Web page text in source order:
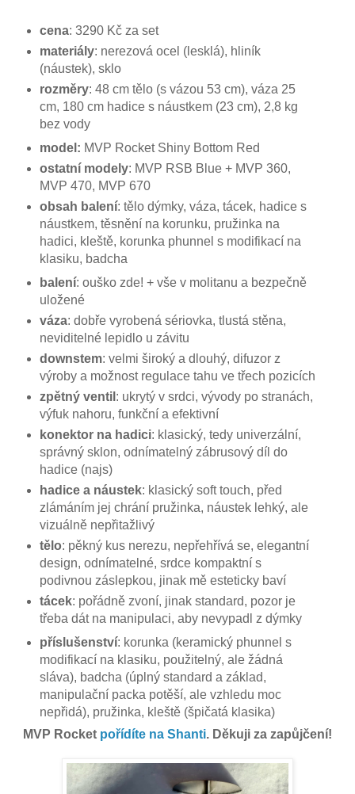
cena: 3290 Kč za set
materiály: nerezová ocel (lesklá), hliník
(náustek), sklo
rozměry: 48 cm tělo (s vázou 53 cm), váza 25
cm, 180 cm hadice s náustkem (23 cm), 2,8 kg
bez vody
model: MVP Rocket Shiny Bottom Red
ostatní modely: MVP RSB Blue + MVP 360,
MVP 470, MVP 670
obsah balení: tělo dýmky, váza, tácek, hadice s
náustkem, těsnění na korunku, pružinka na
hadici, kleště, korunka phunnel s modifikací na
klasiku, badcha
balení: ouško zde! + vše v molitanu a bezpečně
uložené
váza: dobře vyrobená sériovka, tlustá stěna,
neviditelné lepidlo u závitu
downstem: velmi široký a dlouhý, difuzor z
výroby a možnost regulace tahu ve třech pozicích
zpětný ventil : ukrytý v srdci, vývody po stranách,
výfuk nahoru, funkční a efektivní
konektor na hadici: klasický, tedy univerzální,
správný sklon, odnímatelný zábrusový díl do
hadice (najs)
hadice a náustek: klasický soft touch, před
zlámáním jej chrání pružinka, náustek lehký, ale
vizuálně nepřitažlivý
tělo: pěkný kus nerezu, nepřehřívá se, elegantní
design, odnímatelné, srdce kompaktní s
podivnou záslepkou, jinak mě esteticky baví
tácek: pořádně zvoní, jinak standard, pozor je
třeba dát na manipulaci, aby nevypadl z dýmky
příslušenství: korunka (keramický phunnel s
modifikací na klasiku, použitelný, ale žádná
sláva), badcha (úplný standard a základ,
manipulační packa potěší, ale vzhledu moc
nepřidá), pružinka, kleště (špičatá klasika)
MVP Rocket pořídíte na Shanti. Děkuji za zapůjčení!